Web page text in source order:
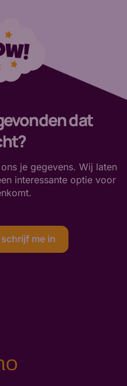
dat
je gegevens. Wij laten
interessante optie voor
me in